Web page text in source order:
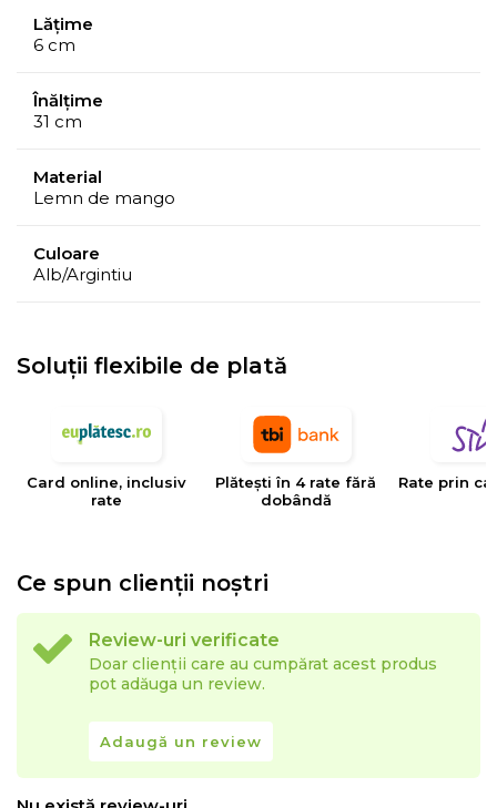
Lățime
6 cm
Înălțime
31 cm
Material
Lemn de mango
Culoare
Alb/Argintiu
Soluții flexibile de plată
Card online, inclusiv
rate
Plătești în 4 rate fără
dobândă
Rate prin
Ce spun clienții noștri
Review-uri verificate
Doar clienții care au cumpărat acest produs
pot adăuga un review.
Adaugă un review